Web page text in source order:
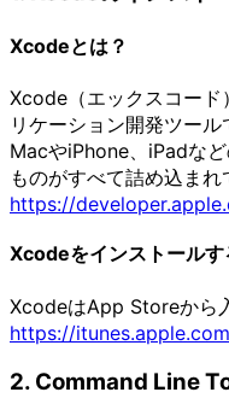
Xcodeとは？
Xcode（エックスコー
リケーション開発ツール
MacやiPhone、iPadな
ものがすべて詰め込まれ
https://
Xcodeをインストールす
XcodeはApp Storeから
https://
2. Command Line